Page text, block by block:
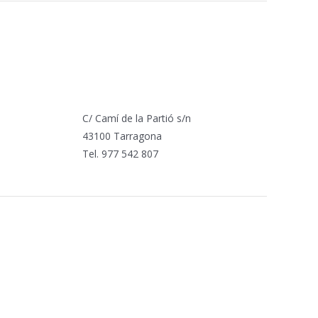
C/ Camí de la Partió s/n
43100 Tarragona
Tel. 977 542 807